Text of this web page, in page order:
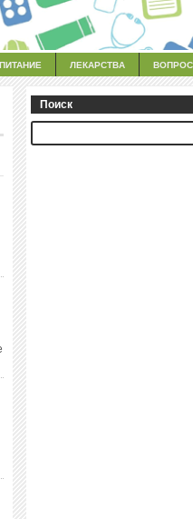
ПИТАНИЕ ЛЕКАРСТВА
Поиск